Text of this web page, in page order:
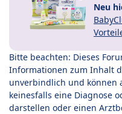
Neu
Bitte beachten: Dieses
Informationen zum Inhalt
unverbindlich und können
keinesfalls eine Diagnose
darstellen oder einen